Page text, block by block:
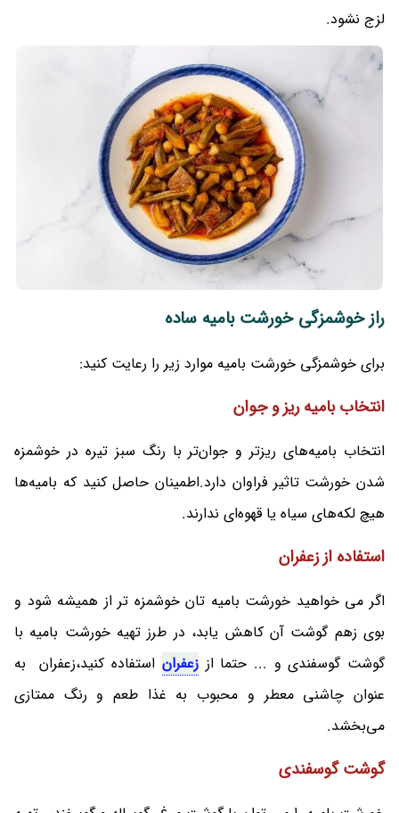
لزج نشود.
راز خوشمزگی خورشت بامیه ساده
برای خوشمزگی خورشت بامیه موارد زیر را رعایت کنید:
انتخاب بامیه ریز و جوان
انتخاب بامیه‌های ریزتر و جوان‌تر با رنگ سبز تیره در خوشمزه
شدن خورشت تاثیر فراوان دارد.اطمینان حاصل کنید که بامیه‌ها
هیچ لکه‌های سیاه یا قهوه‌ای ندارند.
استفاده از زعفران
اگر می خواهید خورشت بامیه تان خوشمزه تر از همیشه شود و
بوی زهم گوشت آن کاهش یابد، در طرز تهیه خورشت بامیه با
گوشت گوسفندی و ... حتما اززعفران استفاده کنید،زعفران به
عنوان چاشنی معطر و محبوب به غذا طعم و رنگ ممتازی
می‌بخشد.
گوشت گوسفندی